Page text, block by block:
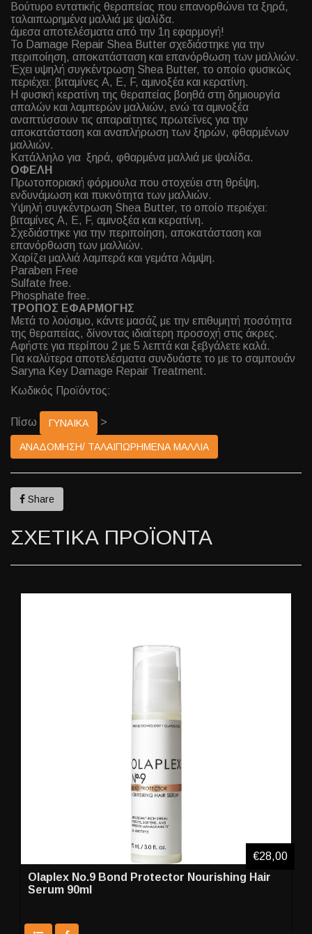
Βούτυρο εντατικής θεραπείας που επανορθώνει τα ξηρά,
ταλαιπωρημένα μαλλιά με ψαλίδα.
άμεσα αποτελέσματα από την 1η εφαρμογή!
Το Damage Repair Shea Butter σχεδιάστηκε για την
περιποίηση, αποκατάσταση και επανόρθωση των μαλλιών.
Έχει υψηλή συγκέντρωση Shea Butter, το οποίο φυσικώς
περιέχει: βιταμίνες A, E, F, αμινοξέα και κερατίνη.
Η φυσική κερατίνη της θεραπείας βοηθά στη δημιουργία
απαλών και λαμπερών μαλλιών, ενώ τα αμινοξέα
αναπτύσσουν τις απαραίτητες πρωτεΐνες για την
αποκατάσταση και αναπλήρωση των ξηρών, φθαρμένων
μαλλιών.
Κατάλληλο για ξηρά, φθαρμένα μαλλιά με ψαλίδα.
ΟΦΕΛΗ
Πρωτοποριακή φόρμουλα που στοχεύει στη θρέψη,
ενδυνάμωση και πυκνότητα των μαλλιών.
Υψηλή συγκέντρωση Shea Butter, το οποίο περιέχει:
βιταμίνες A, E, F, αμινοξέα και κερατίνη.
Σχεδιάστηκε για την περιποίηση, αποκατάσταση και
επανόρθωση των μαλλιών.
Χαρίζει μαλλιά λαμπερά και γεμάτα λάμψη.
Paraben Free
Sulfate free.
Phosphate free.
ΤΡΟΠΟΣ ΕΦΑΡΜΟΓΗΣ
Μετά το λούσιμο, κάντε μασάζ με την επιθυμητή ποσότητα
της θεραπείας, δίνοντας ιδιαίτερη προσοχή στις άκρες.
Αφήστε για περίπου 2 με 5 λεπτά και ξεβγάλετε καλά.
Για καλύτερα αποτελέσματα συνδυάστε το με το σαμπουάν
Saryna Key Damage Repair Treatment.
Κωδικός Προϊόντος:
Πίσω ΓΥΝΑΙΚΑ >
ΑΝΑΔΟΜΗΣΗ/ ΤΑΛΑΙΠΩΡΗΜΕΝΑ ΜΑΛΛΙΑ
Share
ΣΧΕΤΙΚΑ ΠΡΟΪΟΝΤΑ
Olaplex No.9 Bond Protector Nourishing Hair
Serum 90ml
€28,00